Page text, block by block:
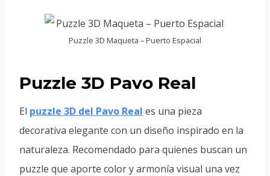
Puzzle 3D Maqueta – Puerto Espacial
Puzzle 3D Pavo Real
El puzzle 3D del Pavo Real es una pieza
decorativa elegante con un diseño inspirado en la
naturaleza. Recomendado para quienes buscan un
puzzle que aporte color y armonía visual una vez